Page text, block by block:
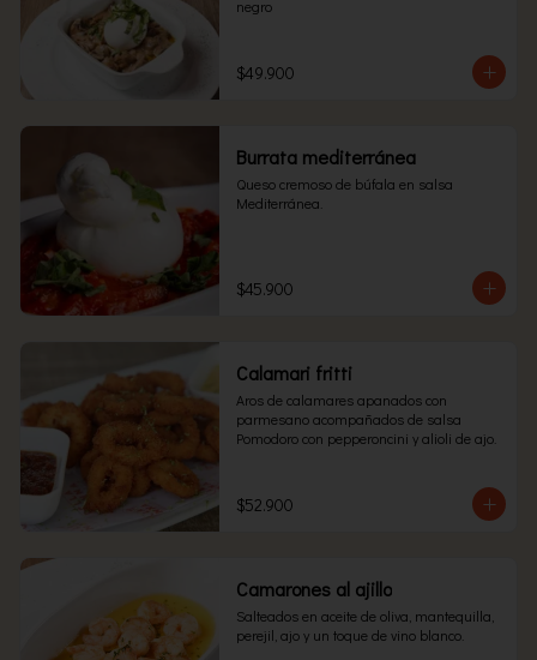
negro
$49.900
Burrata mediterránea
Queso cremoso de búfala en salsa
Mediterránea.
$45.900
Calamari fritti
Aros de calamares apanados con
parmesano acompañados de salsa
Pomodoro con pepperoncini y alioli de ajo.
$52.900
Camarones al ajillo
Salteados en aceite de oliva, mantequilla,
perejil, ajo y un toque de vino blanco.